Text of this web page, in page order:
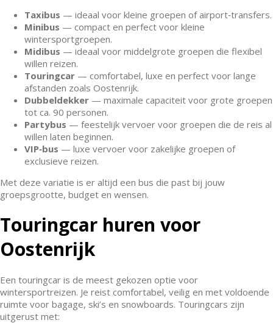
Taxibus — ideaal voor kleine groepen of airport‑transfers.
Minibus — compact en perfect voor kleine
wintersportgroepen.
Midibus — ideaal voor middelgrote groepen die flexibel
willen reizen.
Touringcar — comfortabel, luxe en perfect voor lange
afstanden zoals Oostenrijk.
Dubbeldekker — maximale capaciteit voor grote groepen
tot ca. 90 personen.
Partybus — feestelijk vervoer voor groepen die de reis al
willen laten beginnen.
VIP‑bus — luxe vervoer voor zakelijke groepen of
exclusieve reizen.
Met deze variatie is er altijd een bus die past bij jouw
groepsgrootte, budget en wensen.
Touringcar huren voor
Oostenrijk
Een touringcar is de meest gekozen optie voor
wintersportreizen. Je reist comfortabel, veilig en met voldoende
ruimte voor bagage, ski’s en snowboards. Touringcars zijn
uitgerust met: